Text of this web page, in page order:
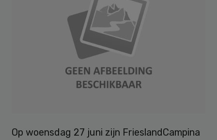
Op woensdag 27 juni zijn FrieslandCampina